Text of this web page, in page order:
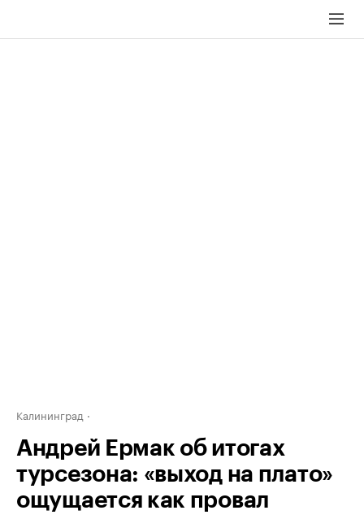
Калининград
Андрей Ермак об итогах
турсезона: «выход на плато»
ощущается как провал